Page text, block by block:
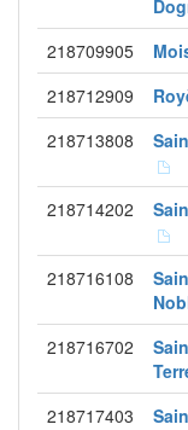
218709905
218712909
218713808
218714202
218716108
218716702
218717403